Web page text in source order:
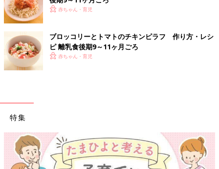
赤ちゃん・育児
ブロッコリーとトマトのチキンピラフ 作り方・レシ
ピ 離乳食後期9～11ヶ月ごろ
赤ちゃん・育児
特集